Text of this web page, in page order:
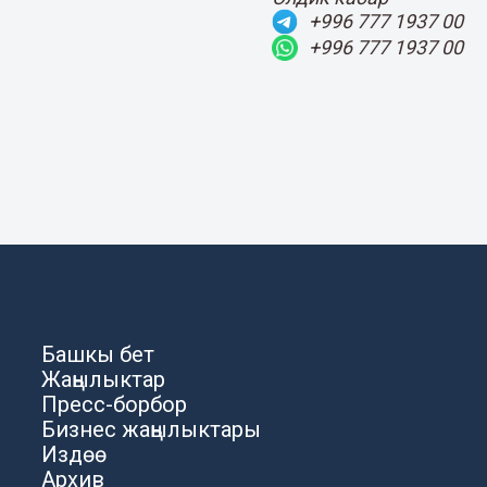
+996 777 1937 00
+996 777 1937 00
Башкы бет
Жаңылыктар
Пресс-борбор
Бизнес жаңылыктары
Издөө
Архив